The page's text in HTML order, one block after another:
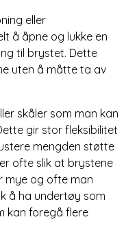
eller
å åpne og lukke en
til brystet. Dette
uten å måtte ta av
skåler som man kan
gir stor fleksibilitet
mengden støtte
ofte slik at brystene
mye og ofte man
å ha undertøy som
kan foregå flere